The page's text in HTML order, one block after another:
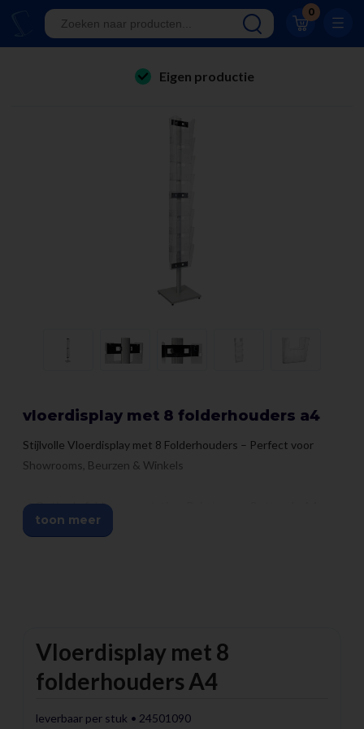
0
Klantwaardering 8.9
A-kwaliteit displays
Eigen productie
vloerdisplay met 8 folderhouders a4
Stijlvolle Vloerdisplay met 8 Folderhouders – Perfect voor
Showrooms, Beurzen & Winkels
✔ Optimale folderpresentatie – Ruimte voor 8 staande A4-
folders
Professionele en overzichtelijke presentatie
Deze stijlvolle vloerdisplay met 8 A4 folderhouders is dé
toon meer
Vloerdisplay met 8
folderhouders A4
leverbaar per stuk 24501090